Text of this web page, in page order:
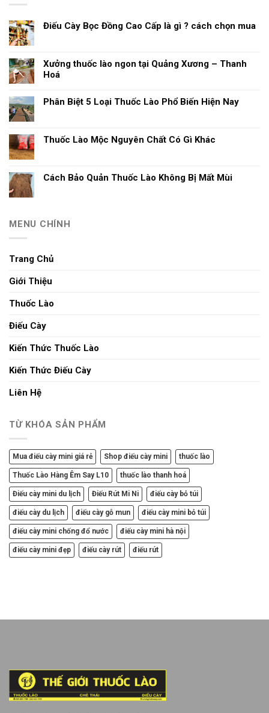
Điếu Cày Bọc Đồng Cao Cấp là gì ? cách chọn mua
Xưởng thuốc lào ngon tại Quảng Xương – Thanh
Hoá
Phân Biệt 5 Loại Thuốc Lào Phổ Biến Hiện Nay
Thuốc Lào Mộc Nguyên Chất Có Gì Khác
Cách Bảo Quản Thuốc Lào Không Bị Mất Mùi
MENU CHÍNH
Trang Chủ
Giới Thiệu
Thuốc Lào
Điếu Cày
Kiến Thức Thuốc Lào
Kiến Thức Điếu Cày
Liên Hệ
TỪ KHÓA SẢN PHẨM
Mua điếu cày mini giá rẻ Shop điếu cày mini thuốc lào
Thuốc Lào Hàng Êm Say L10 thuốc lào thanh hoá
Điếu cày mini du lịch Điếu Rút Mi Ni điếu cày bỏ túi
điếu cày du lịch điếu cày gỗ mun điếu cày mini bỏ túi
điếu cày mini chống đổ nước điếu cày mini hà nội
điếu cày mini đẹp điếu cày rút điếu rút